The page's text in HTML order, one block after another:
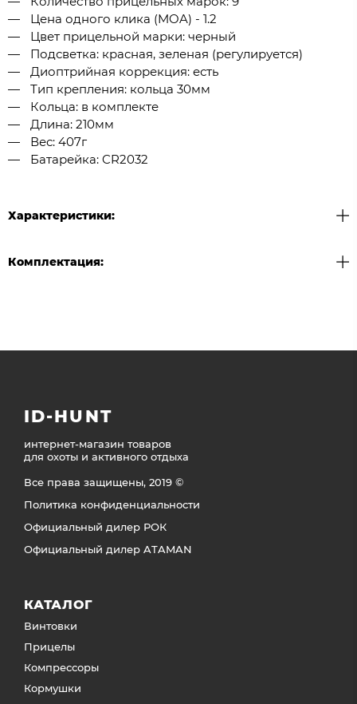
Цена одного клика (MOA) - 1.2
Цвет прицельной марки: черный
Подсветка: красная, зеленая (регулируется)
Диоптрийная коррекция: есть
Тип крепления: кольца 30мм
Кольца: в комплекте
Длина: 210мм
Вес: 407г
Батарейка: CR2032
Характеристики:
Комплектация:
ID-HUNT
интернет-магазин товаров
для охоты и активного отдыха
Все права защищены, 2019 ©
Политика конфиденциальности
Официальный дилер РОК
Официальный дилер ATAMAN
КАТАЛОГ
Винтовки
Прицелы
Компрессоры
Кормушки